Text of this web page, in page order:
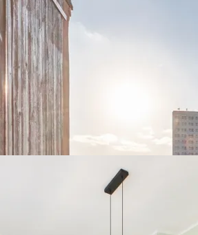
19 Loft